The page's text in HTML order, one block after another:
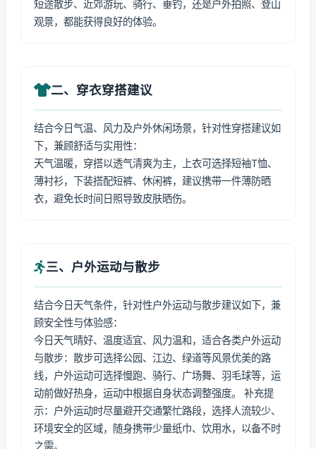
短途散步、近郊游玩、骑行、垂钓，还是户外拍照、登山
观景，都能获得良好的体验。
二、穿衣穿搭建议
结合今日气温、风力及户外休闲场景，针对性穿搭建议如
下，兼顾舒适与实用性：
天气温暖，穿搭以透气清爽为主，上衣可选择短袖T恤、
薄衬衫，下装搭配短裤、休闲裤，建议携带一件薄防晒
衣，避免长时间日照导致皮肤晒伤。
三、户外运动与散步
结合今日天气条件，针对性户外运动与散步建议如下，兼
顾安全性与体验感：
今日天气晴好、温度适宜、风力温和，适合各类户外运动
与散步：散步可选择公园、江边、绿道等风景优美的路
线，户外运动可选择慢跑、骑行、广场舞、羽毛球等，运
动前做好热身，运动中根据自身状态调整强度。 补充提
示：户外运动时尽量避开交通繁忙路段，选择人流较少、
环境安全的区域，随身携带少量纸巾、饮用水，以备不时
之需。